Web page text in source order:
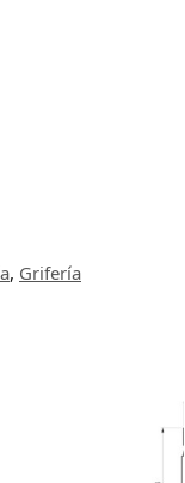
, Grifería